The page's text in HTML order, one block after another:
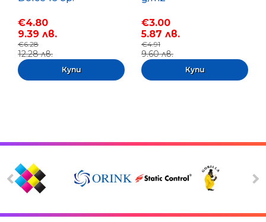
€4.80
9.39 лв.
€6.28
12.28 лв.
€3.00
5.87 лв.
€4.91
9.60 лв.